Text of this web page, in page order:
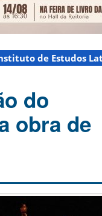
de Estudos
do
obra de